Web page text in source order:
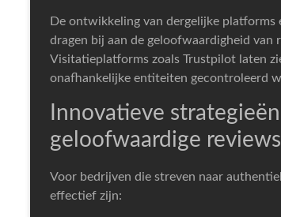
De ontwikkeling van dergelijke
dragen bij aan de geloofwaardigheid
Visitatieplatforms zoals Trustpilot laten
onafhankelijke entiteiten gecontroleerd
Innovatieve
geloofwaardige reviews
Voor bedrijven die streven naar
effectief zijn: